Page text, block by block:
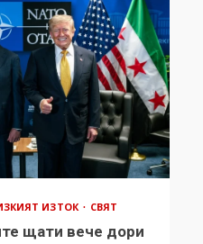
ИЗТОК СВЯТ
щати вече дори